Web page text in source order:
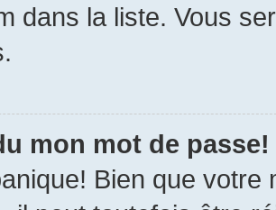
dans la liste. Vous
mon mot de passe!
Bien que